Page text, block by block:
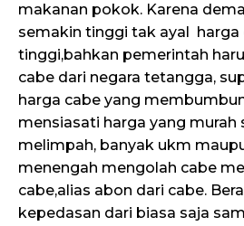
makanan pokok. Karena
semakin tinggi tak ayal harga
tinggi,bahkan pemerintah
cabe dari negara tetangga,
harga cabe yang
mensiasati harga yang murah
melimpah, banyak ukm
menengah mengolah cabe
cabe,alias abon dari cabe.
kepedasan dari biasa saja